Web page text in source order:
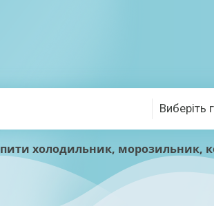
Виберіть
холодильник, морозильник,